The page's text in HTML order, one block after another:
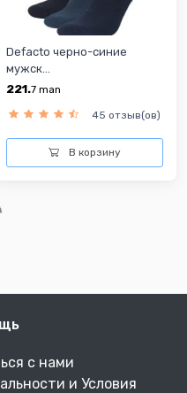
Defacto черно-синие
мужск...
221.7 man
45 отзыв(ов)
В корзину
с нами
и Условия